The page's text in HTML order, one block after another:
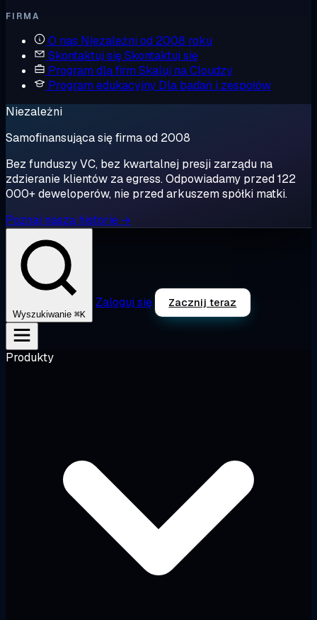
FIRMA
O nas Niezależni od 2008 roku
Skontaktuj sięSkontaktuj się
Program dla firm Skaluj na Cloudzy
Program edukacyjny Dla badań i zespołów
Niezależni
Samofinansująca się firma od 2008
Bez funduszy VC, bez kwartalnej presji zarządu na
zdzieranie klientów za egress. Odpowiadamy przed 122
000+ deweloperów, nie przed arkuszem spółki matki.
Poznaj naszą historię →
Wyszukiwanie ⌘K
Zaloguj się Zacznij teraz
Produkty